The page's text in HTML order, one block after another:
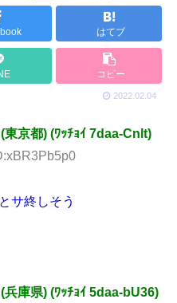
はてブ
コピー
2022.02.04
京都) (ﾜｯﾁｮｲ 7daa-Cnlt)
サ終しそう
庫県) (ﾜｯﾁｮｲ 5daa-bU36)